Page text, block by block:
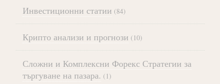
Инвестиционни статии (84)
Крипто анализи и прогнози (10)
Сложни и Комплексни Форекс Стратегии за
търгуване на пазара. (1)